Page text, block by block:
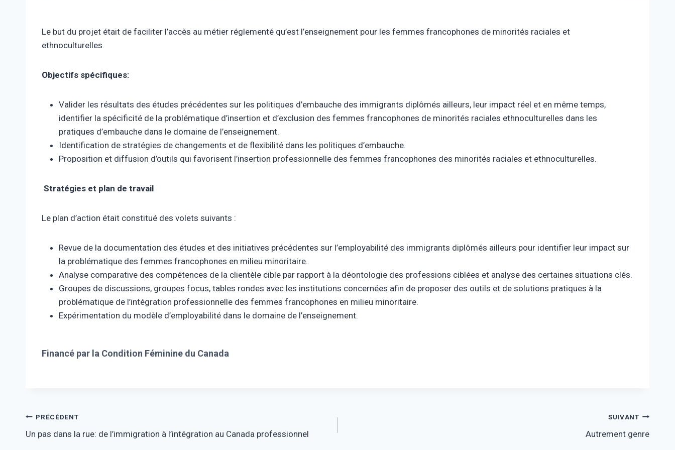
Le but du projet était de faciliter l’accès au métier réglementé qu’est l’enseignement pour les femmes francophones de minorités raciales et
ethnoculturelles.
Objectifs spécifiques:
Valider les résultats des études précédentes sur les politiques d’embauche des immigrants diplômés ailleurs, leur impact réel et en même temps,
identifier la spécificité de la problématique d’insertion et d’exclusion des femmes francophones de minorités raciales ethnoculturelles dans les
pratiques d’embauche dans le domaine de l’enseignement.
Identification de stratégies de changements et de flexibilité dans les politiques d’embauche.
Proposition et diffusion d’outils qui favorisent l’insertion professionnelle des femmes francophones des minorités raciales et ethnoculturelles.
Stratégies et plan de travail
Le plan d’action était constitué des volets suivants :
Revue de la documentation des études et des initiatives précédentes sur l’employabilité des immigrants diplômés ailleurs pour identifier leur impact sur
la problématique des femmes francophones en milieu minoritaire.
Analyse comparative des compétences de la clientèle cible par rapport à la déontologie des professions ciblées et analyse des certaines situations clés.
Groupes de discussions, groupes focus, tables rondes avec les institutions concernées afin de proposer des outils et de solutions pratiques à la
problématique de l’intégration professionnelle des femmes francophones en milieu minoritaire.
Expérimentation du modèle d’employabilité dans le domaine de l’enseignement.
Financé par la Condition Féminine du Canada
Navigation
de
PRÉCÉDENT
Un pas dans la rue: de l’immigration à l’intégration au Canada professionnel
SUIVANT
Autrement genre